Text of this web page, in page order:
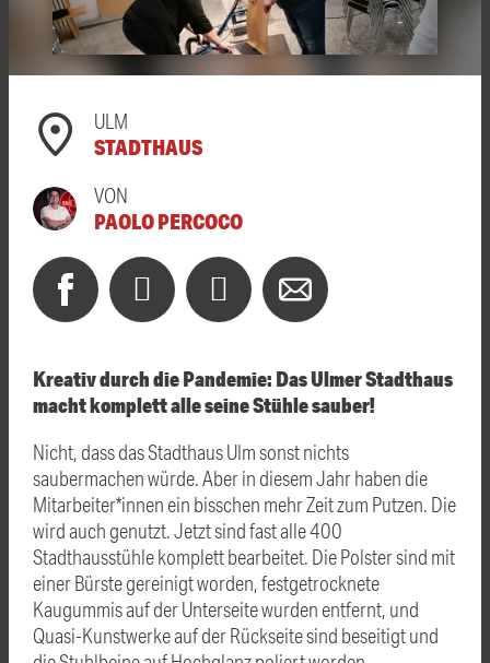
ULM
STADTHAUS
VON
PAOLO PERCOCO
Kreativ durch die Pandemie: Das Ulmer Stadthaus
macht komplett alle seine Stühle sauber!
Nicht, dass das Stadthaus Ulm sonst nichts
saubermachen würde. Aber in diesem Jahr haben die
Mitarbeiter*innen ein bisschen mehr Zeit zum Putzen. Die
wird auch genutzt. Jetzt sind fast alle 400
Stadthausstühle komplett bearbeitet. Die Polster sind mit
einer Bürste gereinigt worden, festgetrocknete
Kaugummis auf der Unterseite wurden entfernt, und
Quasi-Kunstwerke auf der Rückseite sind beseitigt und